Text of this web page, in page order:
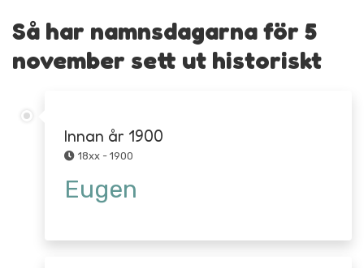
Så har namnsdagarna för 5
november sett ut historiskt
Innan år 1900
18xx - 1900
Eugen